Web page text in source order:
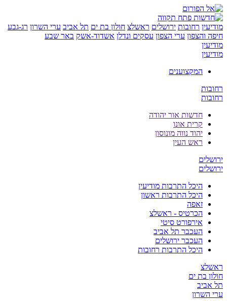
רחובות ירושלים ראשלצ חולון בת ים תל אביב ערי השרון רג-גבע
ערי הצפון עסקים ונדלן אשדוד-אשק באר שבע
המקצוענים
חדשות אור יהודה
קרית אונו
יהוד נווה מונוסון
ראש העין
היכל התרבות מודיעין
היכל התרבות ראשון
זאפה
הכרטיס - ראשלצ
אירפורט סיטי
העכבר תל אביב
העכבר ירושלים
היכל התרבות רחובות
בת ים